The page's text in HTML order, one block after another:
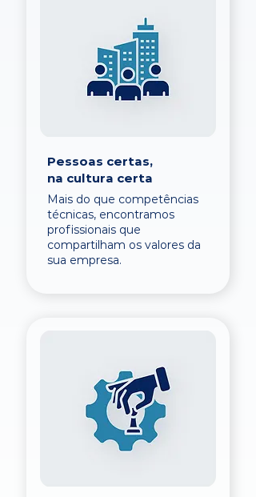
Pessoas certas,
na cultura certa
Mais do que competências
técnicas, encontramos
profissionais que
compartilham os valores da
sua empresa.